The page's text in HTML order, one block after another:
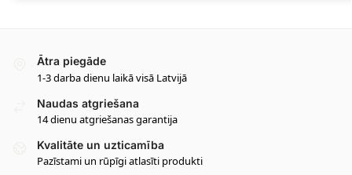
Ātra piegāde
1-3 darba dienu laikā visā Latvijā
Naudas atgriešana
14 dienu atgriešanas garantija
Kvalitāte un uzticamība
Pazīstami un rūpīgi atlasīti produkti